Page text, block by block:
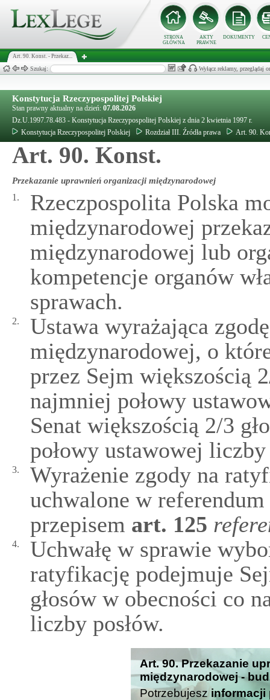
STRONA
GŁÓWNA
AKTY
PRAWNE
DOKUMENTY
Art. 90. Konst. - Przekaz...
Szukaj: Wyłącz reklamy, przeglądaj
Konstytucja Rzeczypospolitej Polskiej
Stan prawny aktualny na dzień: 07.08.2026
Dz.U.1997.78.483 - Konstytucja Rzeczypospolitej Polskiej z dnia 2 kwietnia 1997 r.
Konstytucja Rzeczypospolitej Polskiej
Rozdział III. Źródła prawa Art. 90.
Art. 90. Konst.
Przekazanie uprawnień organizacji międzynarodowej
1.
Rzeczpospolita Polska
międzynarodowej
międzynarodowej lub
kompetencje organów
sprawach.
2.
Ustawa wyrażająca
międzynarodowej, o
przez Sejm większością
najmniej połowy
Senat większością 2/3
połowy ustawowej
3.
Wyrażenie zgody na
uchwalone w
przepisem art. 125
4.
Uchwałę w sprawie
ratyfikację podejmuje
głosów w obecności co
liczby posłów.
Art. 90. Przekazanie
międzynarodowej -
Potrzebujesz informacji